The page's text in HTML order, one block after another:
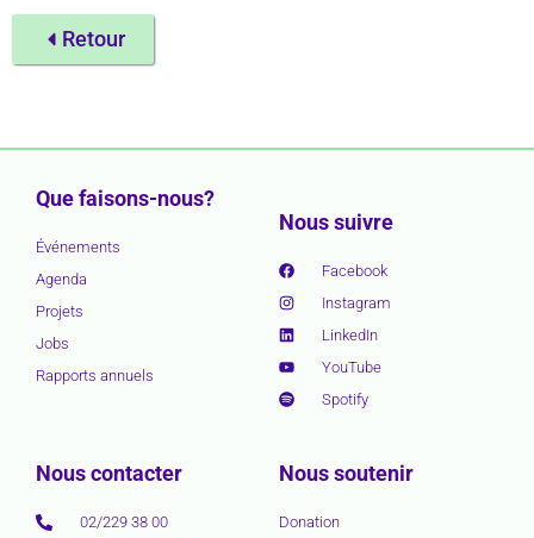
Retour
Que faisons-nous?
Événements
Agenda
Projets
Jobs
Rapports annuels
Nous suivre
Facebook
Instagram
LinkedIn
YouTube
Spotify
Nous contacter
02/229 38 00
Nous soutenir
Donation